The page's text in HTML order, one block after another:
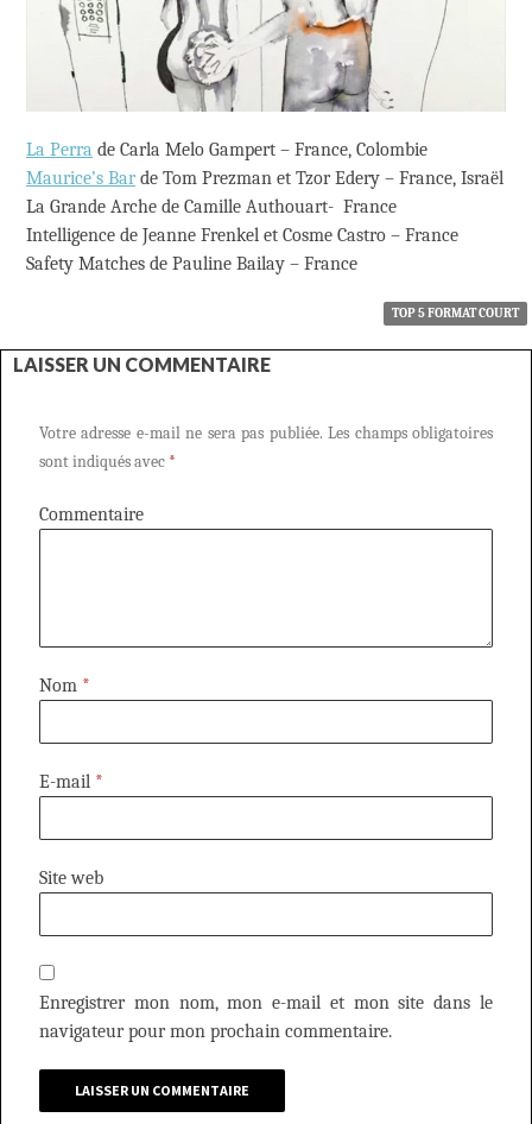
La Perra de Carla Melo Gampert – France, Colombie
Maurice’s Barde Tom Prezman et Tzor Edery – France, Israël
La Grande Arche de Camille Authouart- France
Intelligence de Jeanne Frenkel et Cosme Castro – France
Safety Matches de Pauline Bailay – France
TOP 5 FORMAT COURT
LAISSER UN COMMENTAIRE
Votre adresse e-mail ne sera pas publiée. Les champs obligatoires
sont indiqués avec *
Commentaire
Nom *
E-mail *
Site web
Enregistrer mon nom, mon e-mail et mon site dans le
navigateur pour mon prochain commentaire.